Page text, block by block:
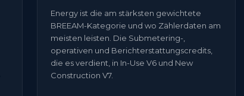
Energy ist die am stärksten gewichtete
BREEAM-Kategorie und wo Zählerdaten am
meisten leisten. Die Submetering-,
operativen und Berichterstattungscredits,
die es verdient, in In-Use V6 und New
Construction V7.